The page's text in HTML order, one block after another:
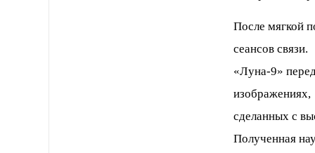
После мягкой
сеансов связи.
«Луна-9»
изображениях,
сделанных с
Полученная